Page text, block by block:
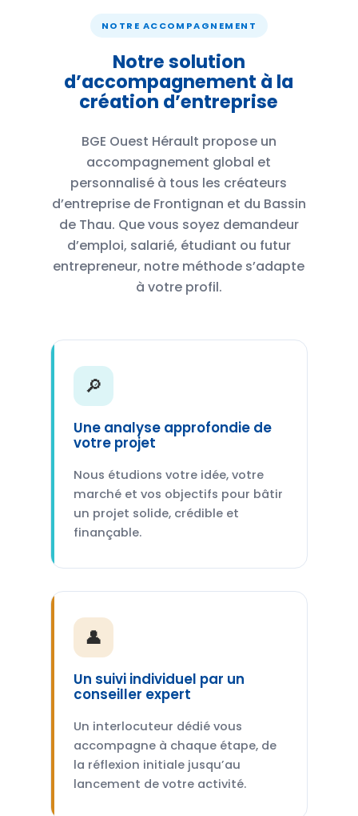
NOTRE ACCOMPAGNEMENT
Notre solution
d’accompagnement à la
création d’entreprise
BGE Ouest Hérault propose un
accompagnement global et
personnalisé à tous les créateurs
d’entreprise de Frontignan et du Bassin
de Thau. Que vous soyez demandeur
d’emploi, salarié, étudiant ou futur
entrepreneur, notre méthode s’adapte
à votre profil.
🔎
Une analyse approfondie de
votre projet
Nous étudions votre idée, votre
marché et vos objectifs pour bâtir
un projet solide, crédible et
finançable.
👤
Un suivi individuel par un
conseiller expert
Un interlocuteur dédié vous
accompagne à chaque étape, de
la réflexion initiale jusqu’au
lancement de votre activité.